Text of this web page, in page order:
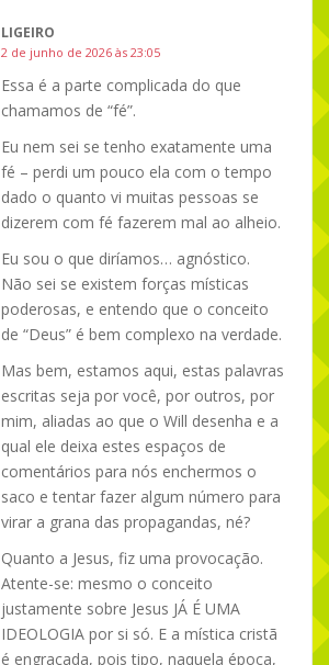
LIGEIRO
2 de junho de 2026 às 23:05
Essa é a parte complicada do que
chamamos de “fé”.
Eu nem sei se tenho exatamente uma
fé – perdi um pouco ela com o tempo
dado o quanto vi muitas pessoas se
dizerem com fé fazerem mal ao alheio.
Eu sou o que diríamos… agnóstico.
Não sei se existem forças místicas
poderosas, e entendo que o conceito
de “Deus” é bem complexo na verdade.
Mas bem, estamos aqui, estas palavras
escritas seja por você, por outros, por
mim, aliadas ao que o Will desenha e a
qual ele deixa estes espaços de
comentários para nós enchermos o
saco e tentar fazer algum número para
virar a grana das propagandas, né?
Quanto a Jesus, fiz uma provocação.
Atente-se: mesmo o conceito
justamente sobre Jesus JÁ É UMA
IDEOLOGIA por si só. E a mística cristã
é engraçada, pois tipo, naquela época,